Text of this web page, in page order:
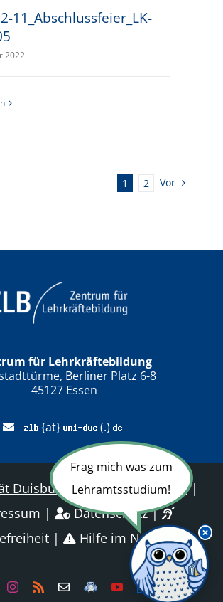
11_Abschlussfeier_LK-
2022
1 2 Vor
für Lehrkräftebildung
Berliner Platz 6-8
45127 Essen
{at} (.)
Duisburg-Essen| Sitemap|
| Datenschutz|
| Hilfe im Notfall
Instagram
Rss Newsletter
LehramtsWiki
YouTube
Dailymotion
Frag mich was zum
Lehramtsstudium!